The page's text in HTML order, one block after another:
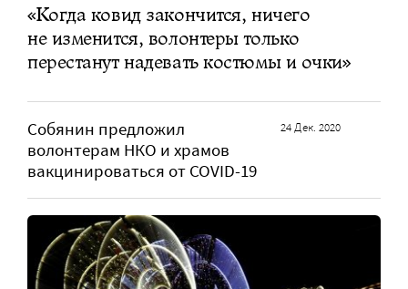
«Когда ковид закончится, ничего
не изменится, волонтеры только
перестанут надевать костюмы и очки»
Собянин предложил
волонтерам НКО и храмов
вакцинироваться от COVID-19
24 Дек. 2020